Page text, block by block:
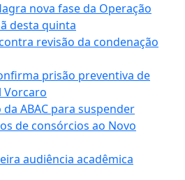
nova fase da Operação
desta quinta
revisão da condenação
prisão preventiva de
Vorcaro
ABAC para suspender
de consórcios ao Novo
audiência acadêmica